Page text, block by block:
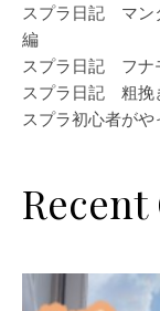
スプラ日記 マン
編
スプラ日記 フナ
スプラ日記 粗挽
スプラ初心者が